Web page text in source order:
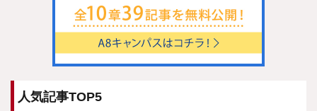
人気記事TOP5